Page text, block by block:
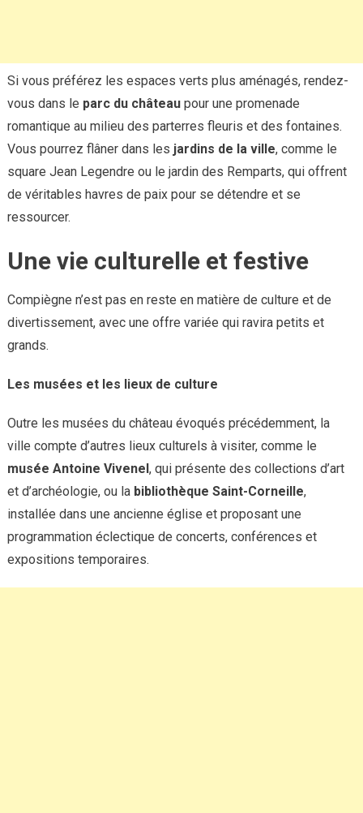
Si vous préférez les espaces verts plus aménagés, rendez-
vous dans le parc du châteaupour une promenade
romantique au milieu des parterres fleuris et des fontaines.
Vous pourrez flâner dans les jardins de la ville, comme le
square Jean Legendre ou le jardin des Remparts, qui offrent
de véritables havres de paix pour se détendre et se
ressourcer.
Une vie culturelle et festive
Compiègne n’est pas en reste en matière de culture et de
divertissement, avec une offre variée qui ravira petits et
grands.
Les musées et les lieux de culture
Outre les musées du château évoqués précédemment, la
ville compte d’autres lieux culturels à visiter, comme le
musée Antoine Vivenel , qui présente des collections d’art
et d’archéologie, ou la bibliothèque Saint-Corneille,
installée dans une ancienne église et proposant une
programmation éclectique de concerts, conférences et
expositions temporaires.